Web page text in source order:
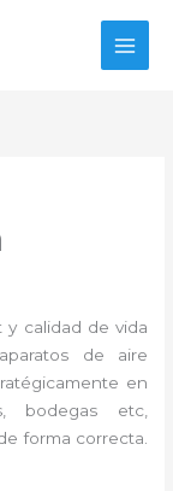
calidad de vida
de aire
en
bodegas etc,
forma correcta.